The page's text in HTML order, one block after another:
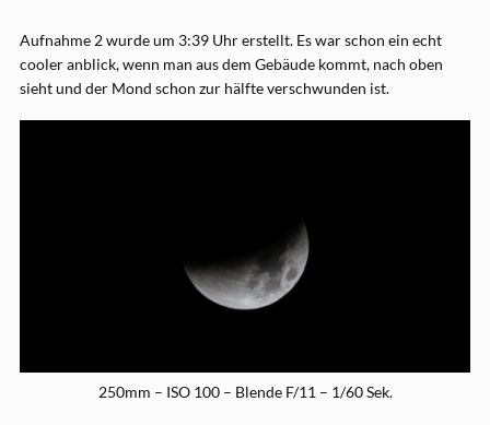
Aufnahme 2 wurde um 3:39 Uhr erstellt. Es war schon ein echt
cooler anblick, wenn man aus dem Gebäude kommt, nach oben
sieht und der Mond schon zur hälfte verschwunden ist.
250mm – ISO 100 – Blende F/11 – 1/60 Sek.